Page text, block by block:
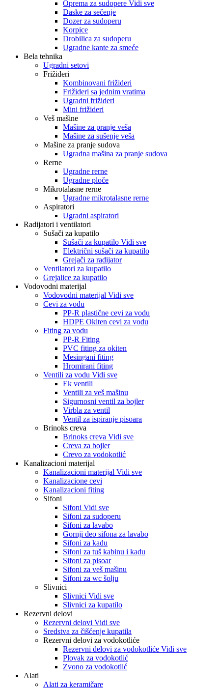
Oprema za sudopere Vidi sve
Daske za sečenje
Dozer za sudoperu
Korpice
Drobilica za sudoperu
Ugradne kante za smeće
Bela tehnika
Ugradni setovi
Frižideri
Kombinovani frižideri
Frižideri sa jednim vratima
Ugradni frižideri
Mini frižideri
Veš mašine
Mašine za pranje veša
Mašine za sušenje veša
Mašine za pranje sudova
Ugradna mašina za pranje sudova
Rerne
Ugradne rerne
Ugradne ploče
Mikrotalasne rerne
Ugradne mikrotalasne rerne
Aspiratori
Ugradni aspiratori
Radijatori i ventilatori
Sušači za kupatilo
Sušači za kupatilo Vidi sve
Električni sušači za kupatilo
Grejači za radijator
Ventilatori za kupatilo
Grejalice za kupatilo
Vodovodni materijal
Vodovodni materijal Vidi sve
Cevi za vodu
PP-R plastične cevi za vodu
HDPE Okiten cevi za vodu
Fiting za vodu
PP-R Fiting
PVC fiting za okiten
Mesingani fiting
Hromirani fiting
Ventili za vodu Vidi sve
Ek ventili
Ventili za veš mašinu
Sigurnosni ventil za bojler
Virbla za ventil
Ventil za ispiranje pisoara
Brinoks creva
Brinoks creva Vidi sve
Creva za bojler
Crevo za vodokotlić
Kanalizacioni materijal
Kanalizacioni materijal Vidi sve
Kanalizacione cevi
Kanalizacioni fiting
Sifoni
Sifoni Vidi sve
Sifoni za sudoperu
Sifoni za lavabo
Gornji deo sifona za lavabo
Sifoni za kadu
Sifoni za tuš kabinu i kadu
Sifoni za pisoar
Sifoni za veš mašinu
Sifoni za wc šolju
Slivnici
Slivnici Vidi sve
Slivnici za kupatilo
Rezervni delovi
Rezervni delovi Vidi sve
Sredstva za čišćenje kupatila
Rezervni delovi za vodokotliće
Rezervni delovi za vodokotliće Vidi sve
Plovak za vodokotlić
Zvono za vodokotlić
Alati
Alati za keramičare